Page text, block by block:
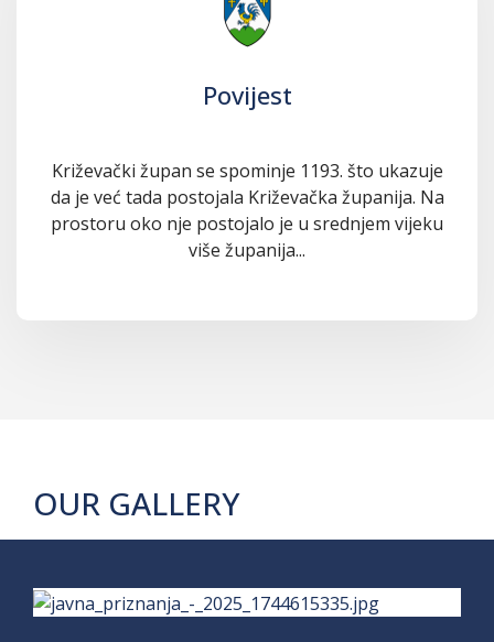
Povijest
Križevački župan se spominje 1193. što ukazuje
da je već tada postojala Križevačka županija. Na
prostoru oko nje postojalo je u srednjem vijeku
više županija...
OUR GALLERY